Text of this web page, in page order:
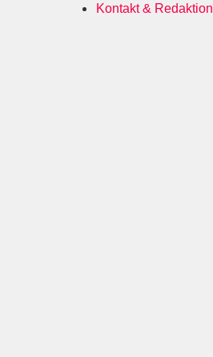
Kontakt & Redaktion